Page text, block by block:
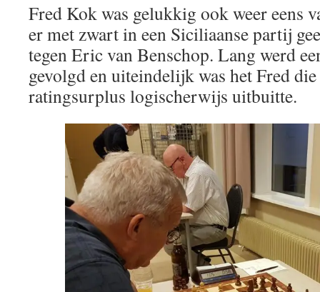
Fred Kok was gelukkig ook weer eens
er met zwart in een Siciliaanse partij
tegen Eric van Benschop. Lang werd
gevolgd en uiteindelijk was het Fred
ratingsurplus logischerwijs uitbuitte.